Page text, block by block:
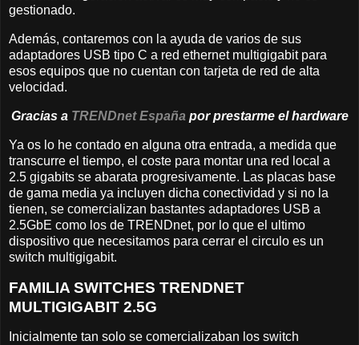
gestionado.
Además, contaremos con la ayuda de varios de sus
adaptadores USB tipo C a red ethernet multigigabit para
esos equipos que no cuentan con tarjeta de red de alta
velocidad.
Gracias a TRENDnet España por prestarme el hardware
Ya os lo he contado en alguna otra entrada, a medida que
transcurre el tiempo, el coste para montar una red local a
2.5 gigabits se abarata progresivamente. Las placas base
de gama media ya incluyen dicha conectividad y si no la
tienen, se comercializan bastantes adaptadores USB a
2.5GbE como los de TRENDnet, por lo que el ultimo
dispositivo que necesitamos para cerrar el circulo es un
switch multigigabit.
FAMILIA SWITCHES TRENDNET
MULTIGIGABIT 2.5G
Inicialmente tan solo se comercializaban los switch